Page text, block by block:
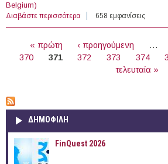
Belgium)
Διαβάστε περισσότερα για 25/03/2019 -
(Btrussels, Belgium)
658 εμφανίσεις
« πρώτη ‹ προηγούμενη …
370
371 372 373 374
τελευταία »
ΔΗΜΟΦΙΛΗ
FinQuest 2026